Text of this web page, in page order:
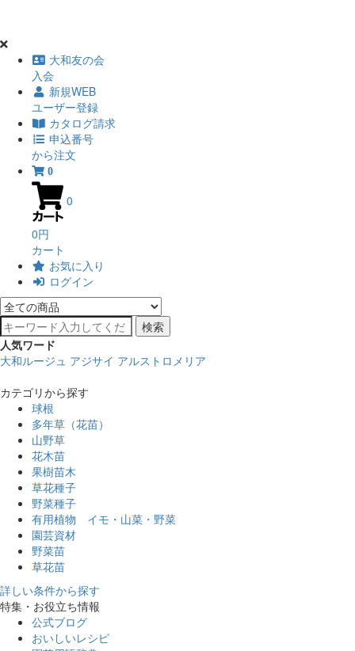
大和友の会
入会
新規WEB
ユーザー登録
カタログ請求
申込番号
から注文
0
0
0円
カート
お気に入り
ログイン
検索
人気ワード
大和ルージュ アジサイ アルストロメリア
カテゴリから探す
球根
多年草（花苗）
山野草
花木苗
果樹苗木
草花種子
野菜種子
有用植物 イモ・山菜・野菜
園芸資材
野菜苗
草花苗
詳しい条件から探す
特集・お役立ち情報
公式ブログ
おいしいレシピ